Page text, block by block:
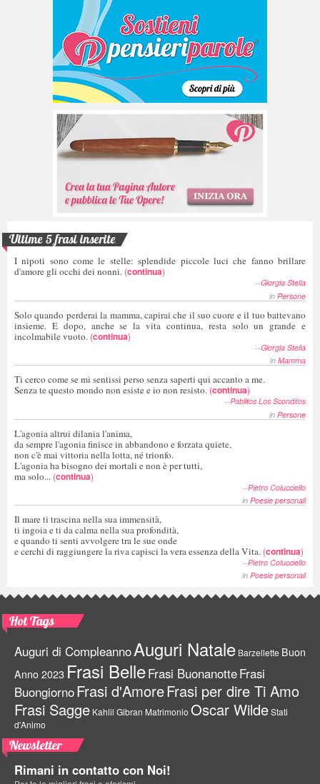
Ultime 5 frasi inserite
I nipoti sono come le stelle: splendide piccole luci che fanno brillare
d'amore gli occhi dei nonni. (continua)
--Giorgia Stella
in Persone
Solo quando perderai la mamma, capirai che il suo cuore e il tuo battevano
insieme. E dopo, anche se la vita continua, resta solo un grande e
incolmabile vuoto. (continua)
--Giorgia Stella
in Mamma
Ti cerco come se mi sentissi perso senza saperti qui accanto a me.
Senza te questo mondo non esiste e io non resisto. (continua)
--Pablitos Los Sconditos
in Persone
L'agonia altrui dilania l'anima,
da sempre l'agonia finisce in abbandono e forzata quiete,
non c'è mai vittoria nella lotta, né trionfo.
L'agonia ha bisogno dei mortali e non è per tutti,
ma solo... (continua)
--Pietro Colucciello
in Poesie personali
Il mare ti trascina nella sua immensità,
ti ingoia e ti da calma nella sua profondità,
e quando ti senti avvolgere tra le sue onde
e cerchi di raggiungere la riva capisci la vera essenza della Vita. (continua)
--Pietro Colucciello
in Poesie personali
Hot Tags
Auguri di CompleannoAuguri Natale Barzellette Buon
Anno 2023 Frasi BelleFrasi BuonanotteFrasi
BuongiornoFrasi d'AmoreFrasi per dire Ti Amo
Frasi Sagge Kahlil Gibran Matrimonio Oscar WildeStati
d'Animo
Newsletter
Rimani in contatto con Noi!